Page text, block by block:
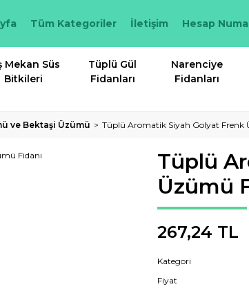
Tüm Kategoriler İletişim Hesap
Mekan Süs
Bitkileri
Tüplü Gül
Fidanları
Narenciye
Fidanları
ve Bektaşi Üzümü Tüplü Aromatik Siyah Golyat Frenk
Tüplü
Üzümü
267,24 TL
Kategori
Fiyat